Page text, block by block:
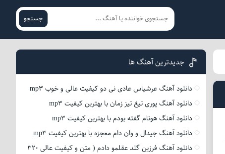
جستجو
جدیدترین آهنگ ها
دانلود آهنگ عرشیاس عادی نی دو کیفیت عالی و خوب mp3
دانلود آهنگ پوری تیغ تیز زمان با بهترین کیفیت mp3
دانلود آهنگ هونام گفته بودم با بهترین کیفیت mp3
دانلود آهنگ جیدال و وان دام معجزه با بهترین کیفیت mp3
دانلود آهنگ فرزین گلد عقلمو دادم ( متن و کیفیت عالی 320